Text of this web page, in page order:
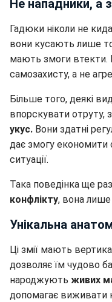
Не нападники, а
Гадюки ніколи не
вони кусають лише
мають змоги втекти.
самозахисту, а не
Більше того, деякі
впорскувати отруту,
укус. Вони здатні
дає змогу економити
ситуації.
Така поведінка ще
конфлікту, вона лише
Унікальна
Ці змії мають
дозволяє їм чудово
народжують живих
допомагає виживати